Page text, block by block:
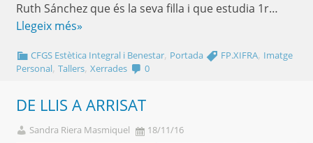
Ruth Sánchez que és la seva filla i que estudia 1r…
Llegeix més»
CFGS Estètica Integral i Benestar, Portada FP.XIFRA, Imatge
Personal, Tallers, Xerrades 0
DE LLIS A ARRISAT
Sandra Riera Masmiquel 18/11/16